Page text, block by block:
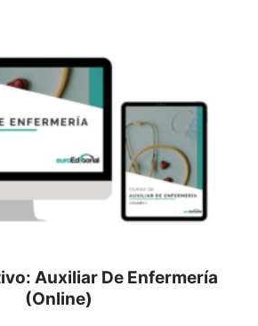
Auxiliar De Enfermería
(Online)